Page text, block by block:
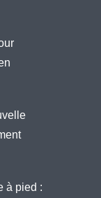
à pied :